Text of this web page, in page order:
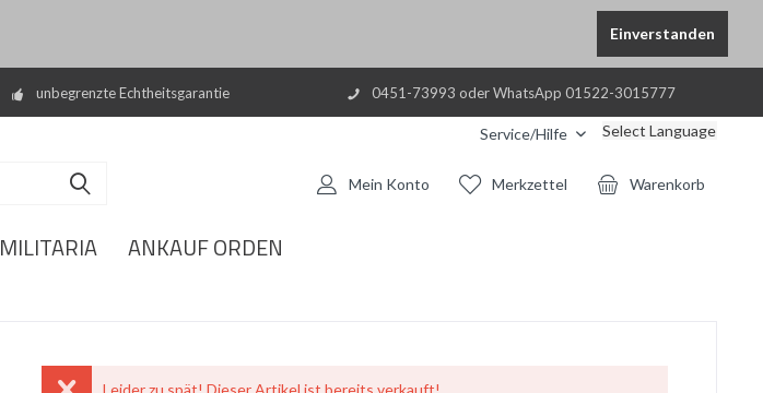
Einverstanden
unbegrenzte Echtheitsgarantie 0451-73993 oder WhatsApp 01522-3015777
Service/Hilfe Select Language
Warenkorb
Merkzettel
Mein Konto
MILITARIA ANKAUF ORDEN
Leider zu spät! Dieser Artikel ist bereits verkauft!